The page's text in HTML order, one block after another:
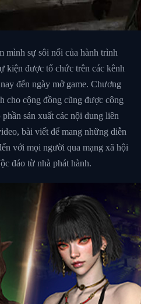
mình sự sôi nổi của hành trình
kiện được tổ chức trên các kênh
đến ngày mở game. Chương
cho cộng đồng cũng được công
sản xuất các nội dung liên
bài viết để mang những diễn
với mọi người qua mạng xã hội
đáo từ nhà phát hành.